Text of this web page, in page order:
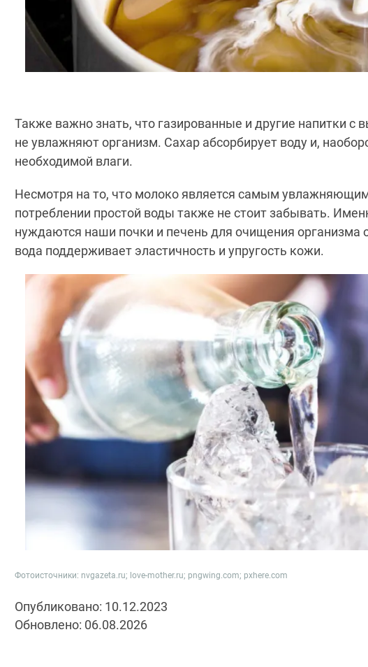
Также важно знать, что газированные и другие напитки с
не увлажняют организм. Сахар абсорбирует воду и,
необходимой влаги.
Несмотря на то, что молоко является самым
потреблении простой воды также не стоит забывать.
нуждаются наши почки и печень для очищения организма
вода поддерживает эластичность и упругость кожи.
Фотоисточники: nvgazeta.ru; love-mother.ru; pngwing.com; pxhere.com
Опубликовано: 10.12.2023
Обновлено: 06.08.2026